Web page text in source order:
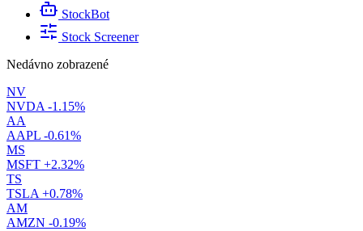
StockBot
Stock Screener
Nedávno zobrazené
NV
NVDA -1.15%
AA
AAPL -0.61%
MS
MSFT +2.32%
TS
TSLA +0.78%
AM
AMZN -0.19%